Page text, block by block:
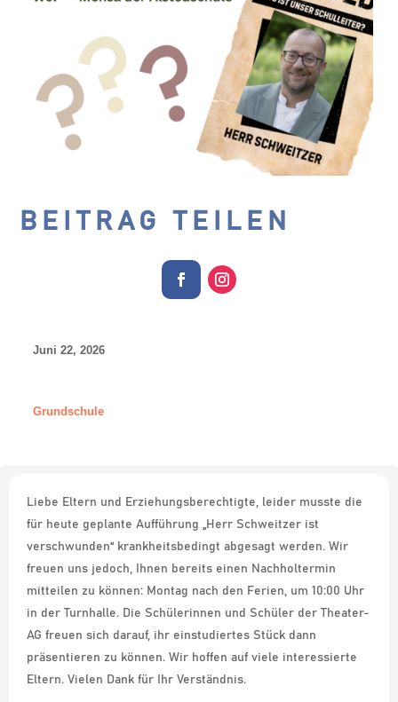
BEITRAG TEILEN
Juni 22, 2026
Grundschule
Liebe Eltern und Erziehungsberechtigte, leider musste die
für heute geplante Aufführung „Herr Schweitzer ist
verschwunden“ krankheitsbedingt abgesagt werden. Wir
freuen uns jedoch, Ihnen bereits einen Nachholtermin
mitteilen zu können: Montag nach den Ferien, um 10:00 Uhr
in der Turnhalle. Die Schülerinnen und Schüler der Theater-
AG freuen sich darauf, ihr einstudiertes Stück dann
präsentieren zu können. Wir hoffen auf viele interessierte
Eltern. Vielen Dank für Ihr Verständnis.